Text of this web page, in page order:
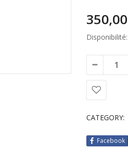
Disponibilité:
CATEGORY:
Facebook